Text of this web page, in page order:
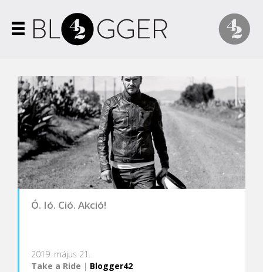
Ó. Ió. Ció. Akció!
2019. május 21.
Take a Ride | Blogger42